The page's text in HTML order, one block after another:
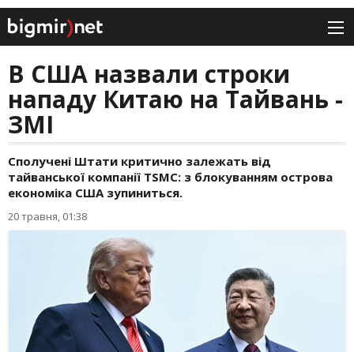
В США назвали строки
нападу Китаю на Тайвань -
ЗМІ
Сполучені Штати критично залежать від
тайванської компанії TSMC: з блокуванням острова
економіка США зупиниться.
20 травня, 01:38